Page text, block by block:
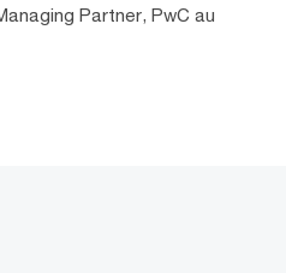
Partner, PwC au